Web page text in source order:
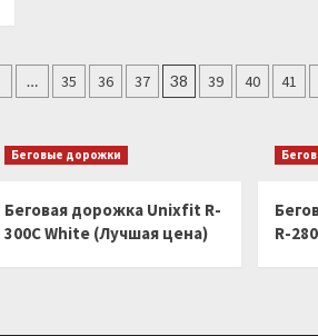
90
кг
… 35 36 37 38 39 40 41
Беговые дорожки
Беговая дорожка Unixfit R-
300C White (Лучшая цена)
R-